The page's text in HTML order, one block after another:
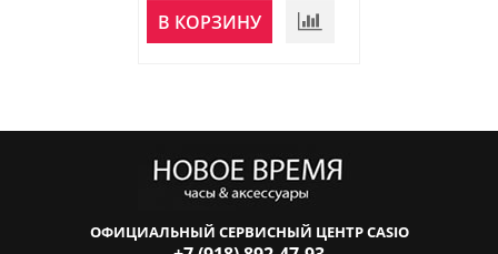
В КОРЗИНУ
ОФИЦИАЛЬНЫЙ СЕРВИСНЫЙ ЦЕНТР CASIO